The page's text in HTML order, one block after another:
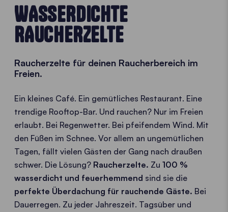
WASSERDICHTE
RAUCHERZELTE
Raucherzelte für deinen Raucherbereich im
Freien.
Ein kleines Café. Ein gemütliches Restaurant. Eine
trendige Rooftop-Bar. Und rauchen? Nur im Freien
erlaubt. Bei Regenwetter. Bei pfeifendem Wind. Mit
den Füßen im Schnee. Vor allem an ungemütlichen
Tagen, fällt vielen Gästen der Gang nach draußen
schwer. Die Lösung? Raucherzelte. Zu 100 %
wasserdicht und feuerhemmend sind sie die
perfekte Überdachung für rauchende Gäste. Bei
Dauerregen. Zu jeder Jahreszeit. Tagsüber und